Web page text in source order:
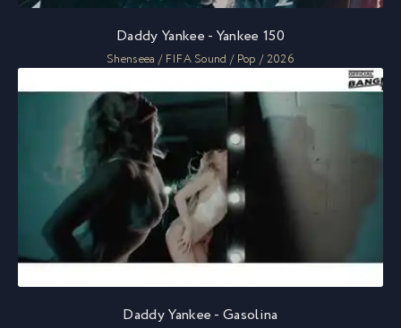
Daddy Yankee - Yankee 150
Shenseea / FIFA Sound / Pop / 2026
Daddy Yankee - Gasolina